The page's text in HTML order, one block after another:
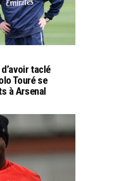
taclé
Touré se
à Arsenal